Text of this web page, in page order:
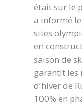
était sur le
a informé
sites
en
saison de
garantit les
d’hiver de
100% en